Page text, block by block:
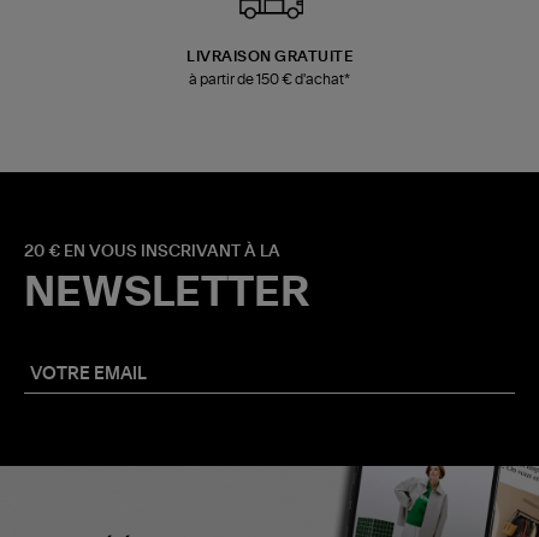
LIVRAISON GRATUITE
à partir de 150 € d'achat*
20 € EN VOUS INSCRIVANT À LA
NEWSLETTER